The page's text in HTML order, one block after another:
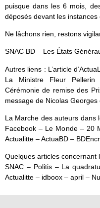
puisque dans les 6 mois,
déposés devant les instances
Ne lâchons rien, restons
SNAC BD – Les États
Autres liens : L’article
La Ministre Fleur
Cérémonie de remise des
message de Nicolas
La Marche des auteurs dans
Facebook – Le Monde – 20
Actualitte – ActuaBD –
Quelques articles concernant
SNAC – Politis – La
Actualitte – idboox – april –